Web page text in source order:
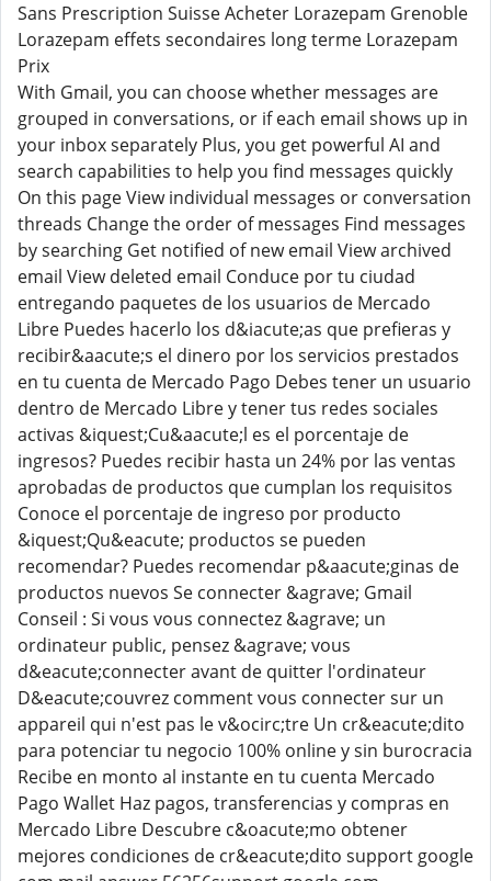
Sans Prescription Suisse Acheter Lorazepam Grenoble
Lorazepam effets secondaires long terme Lorazepam
Prix
With Gmail, you can choose whether messages are
grouped in conversations, or if each email shows up in
your inbox separately Plus, you get powerful AI and
search capabilities to help you find messages quickly
On this page View individual messages or conversation
threads Change the order of messages Find messages
by searching Get notified of new email View archived
email View deleted email Conduce por tu ciudad
entregando paquetes de los usuarios de Mercado
Libre Puedes hacerlo los d&iacute;as que prefieras y
recibir&aacute;s el dinero por los servicios prestados
en tu cuenta de Mercado Pago Debes tener un usuario
dentro de Mercado Libre y tener tus redes sociales
activas &iquest;Cu&aacute;l es el porcentaje de
ingresos? Puedes recibir hasta un 24% por las ventas
aprobadas de productos que cumplan los requisitos
Conoce el porcentaje de ingreso por producto
&iquest;Qu&eacute; productos se pueden
recomendar? Puedes recomendar p&aacute;ginas de
productos nuevos Se connecter &agrave; Gmail
Conseil : Si vous vous connectez &agrave; un
ordinateur public, pensez &agrave; vous
d&eacute;connecter avant de quitter l'ordinateur
D&eacute;couvrez comment vous connecter sur un
appareil qui n'est pas le v&ocirc;tre Un cr&eacute;dito
para potenciar tu negocio 100% online y sin burocracia
Recibe en monto al instante en tu cuenta Mercado
Pago Wallet Haz pagos, transferencias y compras en
Mercado Libre Descubre c&oacute;mo obtener
mejores condiciones de cr&eacute;dito support google